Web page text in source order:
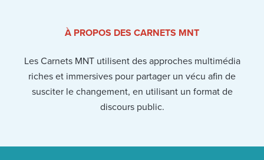
À PROPOS DES CARNETS MNT
Les Carnets MNT utilisent des approches multimédia
riches et immersives pour partager un vécu afin de
susciter le changement, en utilisant un format de
discours public.